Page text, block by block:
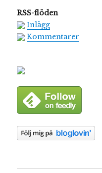
RSS-flöden
Inlägg
Kommentarer